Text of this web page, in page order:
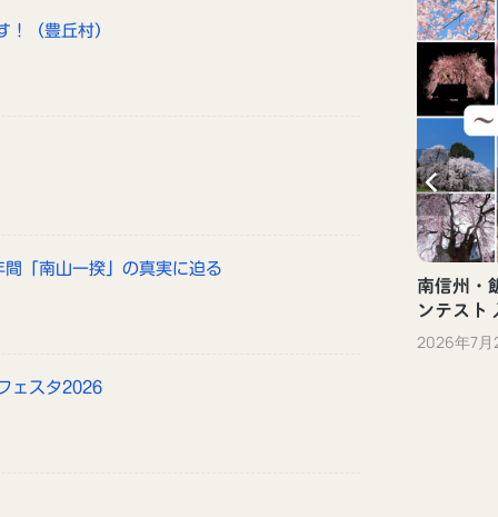
！（豊丘村）
「南山一揆」の真実に迫る
ェスタ2026
南信州・
ンテスト
2026年7月